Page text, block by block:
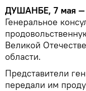
ДУШАНБЕ, 7 мая —
Генеральное
Великой
области.
Представители
передали им